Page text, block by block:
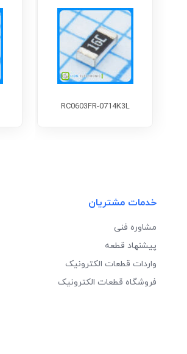
RC0603FR-0714K3L
خدمات مشتریان
مشاوره فنی
پیشنهاد قطعه
واردات قطعات الکترونیک
فروشگاه قطعات الکترونیک